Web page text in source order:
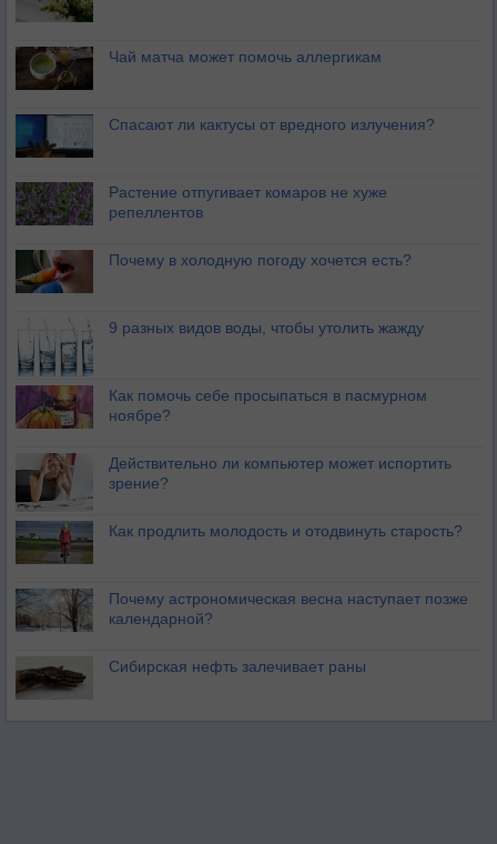
Чай матча может помочь аллергикам
Спасают ли кактусы от вредного излучения?
Растение отпугивает комаров не хуже
репеллентов
Почему в холодную погоду хочется есть?
9 разных видов воды, чтобы утолить жажду
Как помочь себе просыпаться в пасмурном
ноябре?
Действительно ли компьютер может испортить
зрение?
Как продлить молодость и отодвинуть старость?
Почему астрономическая весна наступает позже
календарной?
Сибирская нефть залечивает раны